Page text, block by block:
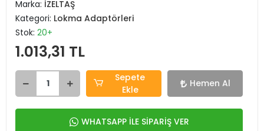
Marka: İZELTAŞ
Kategori: Lokma Adaptörleri
Stok: 20+
1.013,31 TL
Sepete
Ekle
Hemen Al
WHATSAPP İLE SİPARİŞ VER